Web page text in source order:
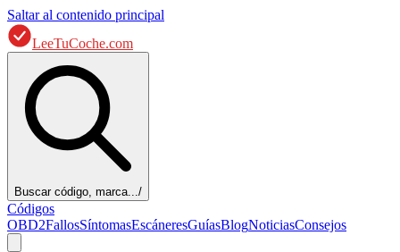
Saltar al contenido principal
LeeTuCoche.com
Buscar código, marca.../
Códigos
OBD2FallosSíntomasEscáneresGuíasBlogNoticiasConsejos